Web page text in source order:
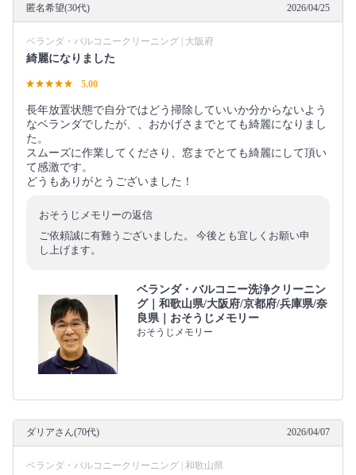
匿名希望(30代) 2026/04/25
ベランダ・バルコニークリーニング | 大阪府
綺麗になりました
5.00
長年放置状態で自分ではどう掃除していいか分からないよう
なベランダでしたが、、おかげさまでとても綺麗になりまし
た。
スムーズに作業してくださり、窓までとても綺麗にして頂い
て感激です。
どうもありがとうございました！
おそうじメモリーの返信
ご依頼誠に有難うございました。 今後とも宜しくお願い申
し上げます。
ベランダ・バルコニー洗浄クリーニン
グ｜和歌山県/大阪府/京都府/兵庫県/奈
良県｜おそうじメモリー
おそうじメモリー
ダリアさん(70代) 2026/04/07
ベランダ・バルコニークリーニング | 和歌山県